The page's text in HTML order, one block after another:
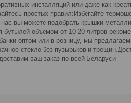
инсталляций или даже как
простых правил:Избегайте
вы можете подобрать крышки
объемом от 10-20 литров
оптом или в розницу, мы
стекло без пузырьков и
ваш заказ по всей Беларуси